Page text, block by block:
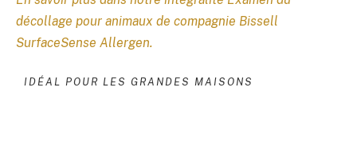
décollage pour animaux de compagnie Bissell
SurfaceSense Allergen.
IDÉAL POUR LES GRANDES MAISONS